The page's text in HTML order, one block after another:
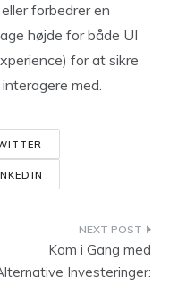
forbedrer en
højde for både UI
for at sikre
med.
Kom i Gang med
Investeringer: